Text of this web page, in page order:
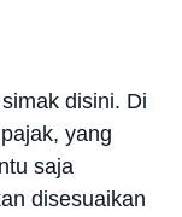
disini. Di
yang
saja
disesuaikan